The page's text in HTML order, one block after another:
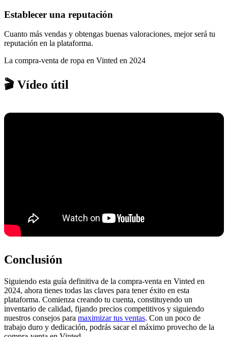
Establecer una reputación
Cuanto más vendas y obtengas buenas valoraciones, mejor será tu
reputación en la plataforma.
La compra-venta de ropa en Vinted en 2024
🎬 Vídeo útil
Conclusión
Siguiendo esta guía definitiva de la compra-venta en Vinted en
2024, ahora tienes todas las claves para tener éxito en esta
plataforma. Comienza creando tu cuenta, constituyendo un
inventario de calidad, fijando precios competitivos y siguiendo
nuestros consejos para maximizar tus ventas. Con un poco de
trabajo duro y dedicación, podrás sacar el máximo provecho de la